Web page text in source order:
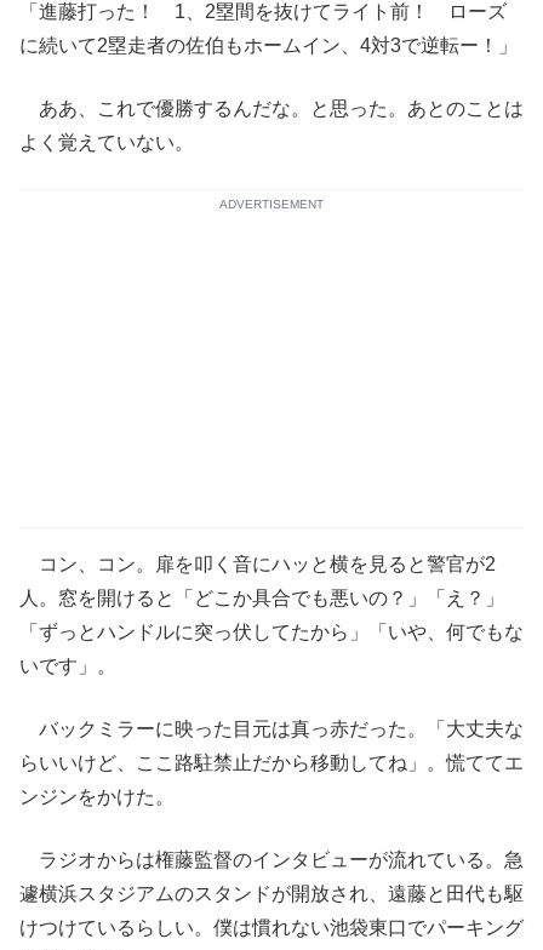
「進藤打った！ 1、2塁間を抜けてライト前！ ローズ
に続いて2塁走者の佐伯もホームイン、4対3で逆転ー！」
ああ、これで優勝するんだな。と思った。あとのことは
よく覚えていない。
ADVERTISEMENT
コン、コン。扉を叩く音にハッと横を見ると警官が2
人。窓を開けると「どこか具合でも悪いの？」「え？」
「ずっとハンドルに突っ伏してたから」「いや、何でもな
いです」。
バックミラーに映った目元は真っ赤だった。「大丈夫な
らいいけど、ここ路駐禁止だから移動してね」。慌ててエ
ンジンをかけた。
ラジオからは権藤監督のインタビューが流れている。急
遽横浜スタジアムのスタンドが開放され、遠藤と田代も駆
けつけているらしい。僕は慣れない池袋東口でパーキング